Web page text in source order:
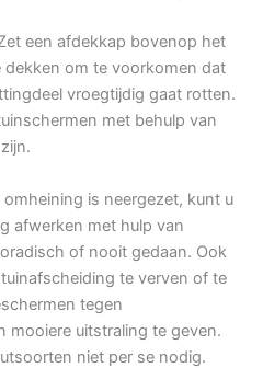
een afdekkap bovenop het
om te voorkomen dat
vroegtijdig gaat rotten.
met behulp van
is neergezet, kunt u
afwerken met hulp van
of nooit gedaan. Ook
te verven of te
tegen
mooiere uitstraling te geven.
niet per se nodig.